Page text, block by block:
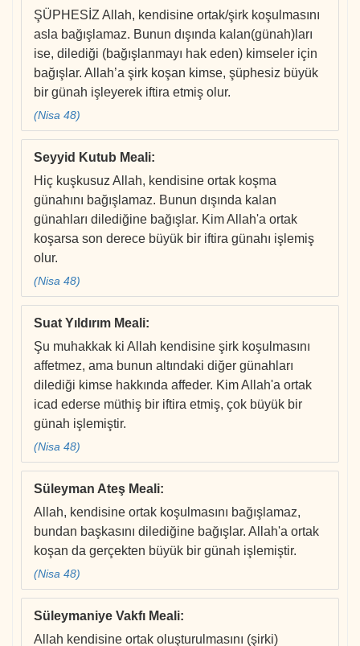
ŞÜPHESİZ Allah, kendisine ortak/şirk koşulmasını
asla bağışlamaz. Bunun dışında kalan(günah)ları
ise, dilediği (bağışlanmayı hak eden) kimseler için
bağışlar. Allah’a şirk koşan kimse, şüphesiz büyük
bir günah işleyerek iftira etmiş olur.
(Nisa 48)
Seyyid Kutub Meali:
Hiç kuşkusuz Allah, kendisine ortak koşma
günahını bağışlamaz. Bunun dışında kalan
günahları dilediğine bağışlar. Kim Allah'a ortak
koşarsa son derece büyük bir iftira günahı işlemiş
olur.
(Nisa 48)
Suat Yıldırım Meali:
Şu muhakkak ki Allah kendisine şirk koşulmasını
affetmez, ama bunun altındaki diğer günahları
dilediği kimse hakkında affeder. Kim Allah'a ortak
icad ederse müthiş bir iftira etmiş, çok büyük bir
günah işlemiştir.
(Nisa 48)
Süleyman Ateş Meali:
Allah, kendisine ortak koşulmasını bağışlamaz,
bundan başkasını dilediğine bağışlar. Allah'a ortak
koşan da gerçekten büyük bir günah işlemiştir.
(Nisa 48)
Süleymaniye Vakfı Meali:
Allah kendisine ortak oluşturulmasını (şirki)